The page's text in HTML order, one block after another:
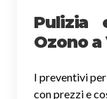
Pulizia
Ozono
I preventivi
con prezzi e